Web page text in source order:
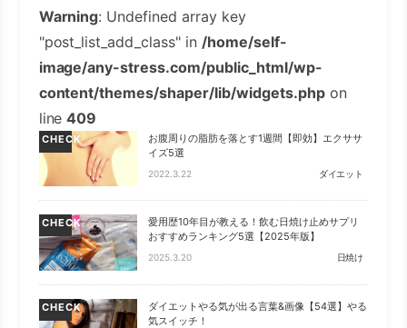
Warning: Undefined array key
"post_list_add_class" in/home/self-
image/any-stress.com/public_html/wp-
content/themes/shaper/lib/widgets.phpon
line409
CHECK
お腹周りの脂肪を落とす1週間【即効】エクササ
イズ5選
2022.3.22 ダイエット
CHECK
愛用歴10年目が教える！飲む日焼け止めサプリ
おすすめランキング5選【2025年版】
2025.3.20 日焼け
CHECK
ダイエットやる気が出る言葉&画像【54選】やる
気スイッチ！